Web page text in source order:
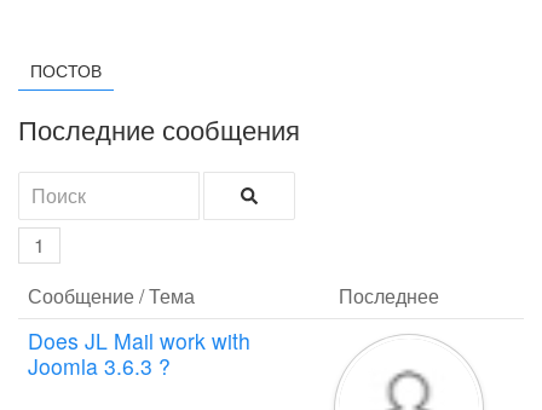
ПОСТОВ
Последние сообщения
1
Сообщение / Тема
Последнее
Does JL Mail work with
Joomla 3.6.3 ?